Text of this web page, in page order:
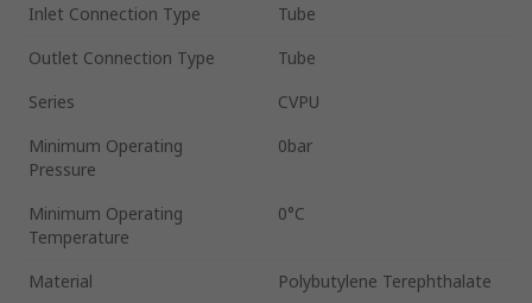
Inlet Connection Type
Tube
Outlet Connection Type
Tube
Series
CVPU
Minimum Operating
Pressure
0bar
Minimum Operating
Temperature
0°C
Material Polybutylene Terephthalate